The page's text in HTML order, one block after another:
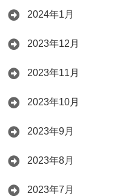
2024年1月
2023年12月
2023年11月
2023年10月
2023年9月
2023年8月
2023年7月